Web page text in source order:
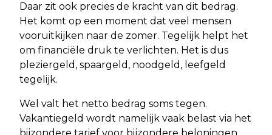
Daar zit ook precies de kracht van dit bedrag.
Het komt op een moment dat veel mensen
vooruitkijken naar de zomer. Tegelijk helpt het
om financiële druk te verlichten. Het is dus
pleziergeld, spaargeld, noodgeld, leefgeld
tegelijk.
Wel valt het netto bedrag soms tegen.
Vakantiegeld wordt namelijk vaak belast via het